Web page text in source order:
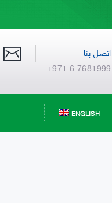
اتصل بنا
+971 6 7681999
ENGLISH